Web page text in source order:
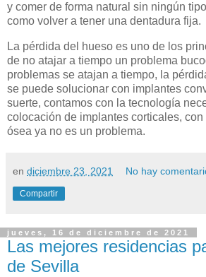
y comer de forma natural sin ningún
como volver a tener una dentadura fija.
La pérdida del hueso es uno de los
de no atajar a tiempo un problema
problemas se atajan a tiempo, la
se puede solucionar con implantes
suerte, contamos con la tecnología
colocación de implantes corticales,
ósea ya no es un problema.
en diciembre 23, 2021 No hay
Compartir
jueves, 16 de diciembre de 2021
Las mejores residencias
de Sevilla